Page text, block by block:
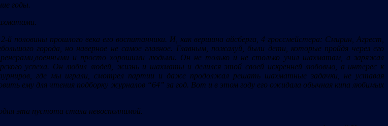
годы.
прошлого века его воспитанники. И, как вершина айсберга, 4 гроссмейстера: Смирин, Агрест,
города, но наверное не самое главное. Главным, пожалуй, были дети, которые пройдя через его
и просто хорошими людьми. Он не только и не столько учил шахматам, а заряжал
успеха. Он любил людей, жизнь и шахматы и делился этой своей искренней любовью, а интерес к
где мы играли, смотрел партии и даже продолжал решать шахматные задачки, не уставая
ему для чтения подборку журналов “64” за год. Вот и в этом году его ожидала обычная кипа любимых
эта пустота стала невосполнимой.